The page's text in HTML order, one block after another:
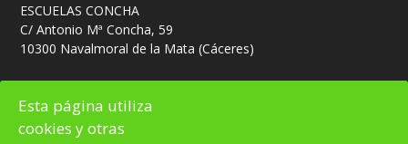
ESCUELAS CONCHA
C/ Antonio Mª Concha, 59
10300 Navalmoral de la Mata (Cáceres)
Esta página utiliza
cookies y otras